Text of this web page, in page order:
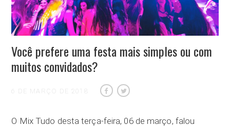
Você prefere uma festa mais simples ou com
muitos convidados?
6 DE MARÇO DE 2018
O Mix Tudo desta terça-feira, 06 de março, falou